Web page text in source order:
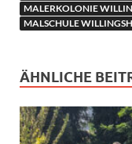
MALERKOLONIE
MALSCHULE
ÄHNLICHE